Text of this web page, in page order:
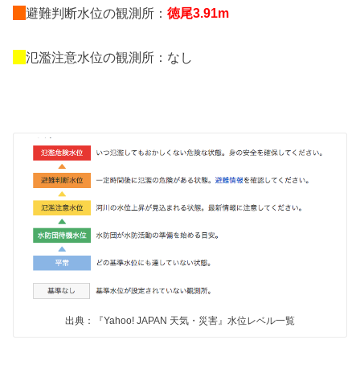
避難判断水位の観測所：徳尾3.91m
氾濫注意水位の観測所：なし
出典：『Yahoo! JAPAN 天気・災害』水位レベル一覧